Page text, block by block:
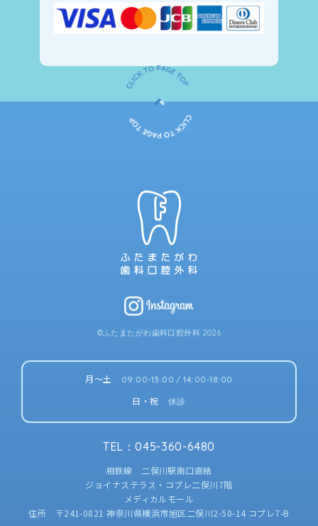
©ふたまたがわ歯科口腔外科 2026
月〜土 09:00-13:00 / 14:00-18:00
日・祝 休診
TEL ：045-360-6480
相鉄線 二俣川駅南口直結
ジョイナステラス・コプレ二俣川7階
メディカルモール
住所 〒241-0821 神奈川県横浜市旭区二俣川2-50-14 コプレ7-B